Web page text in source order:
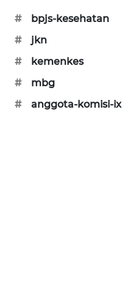
#
bpjs-kesehatan
#
jkn
#
kemenkes
#
mbg
#
anggota-komisi-ix
PORTAL
KONSUMEN
FORWAMKI